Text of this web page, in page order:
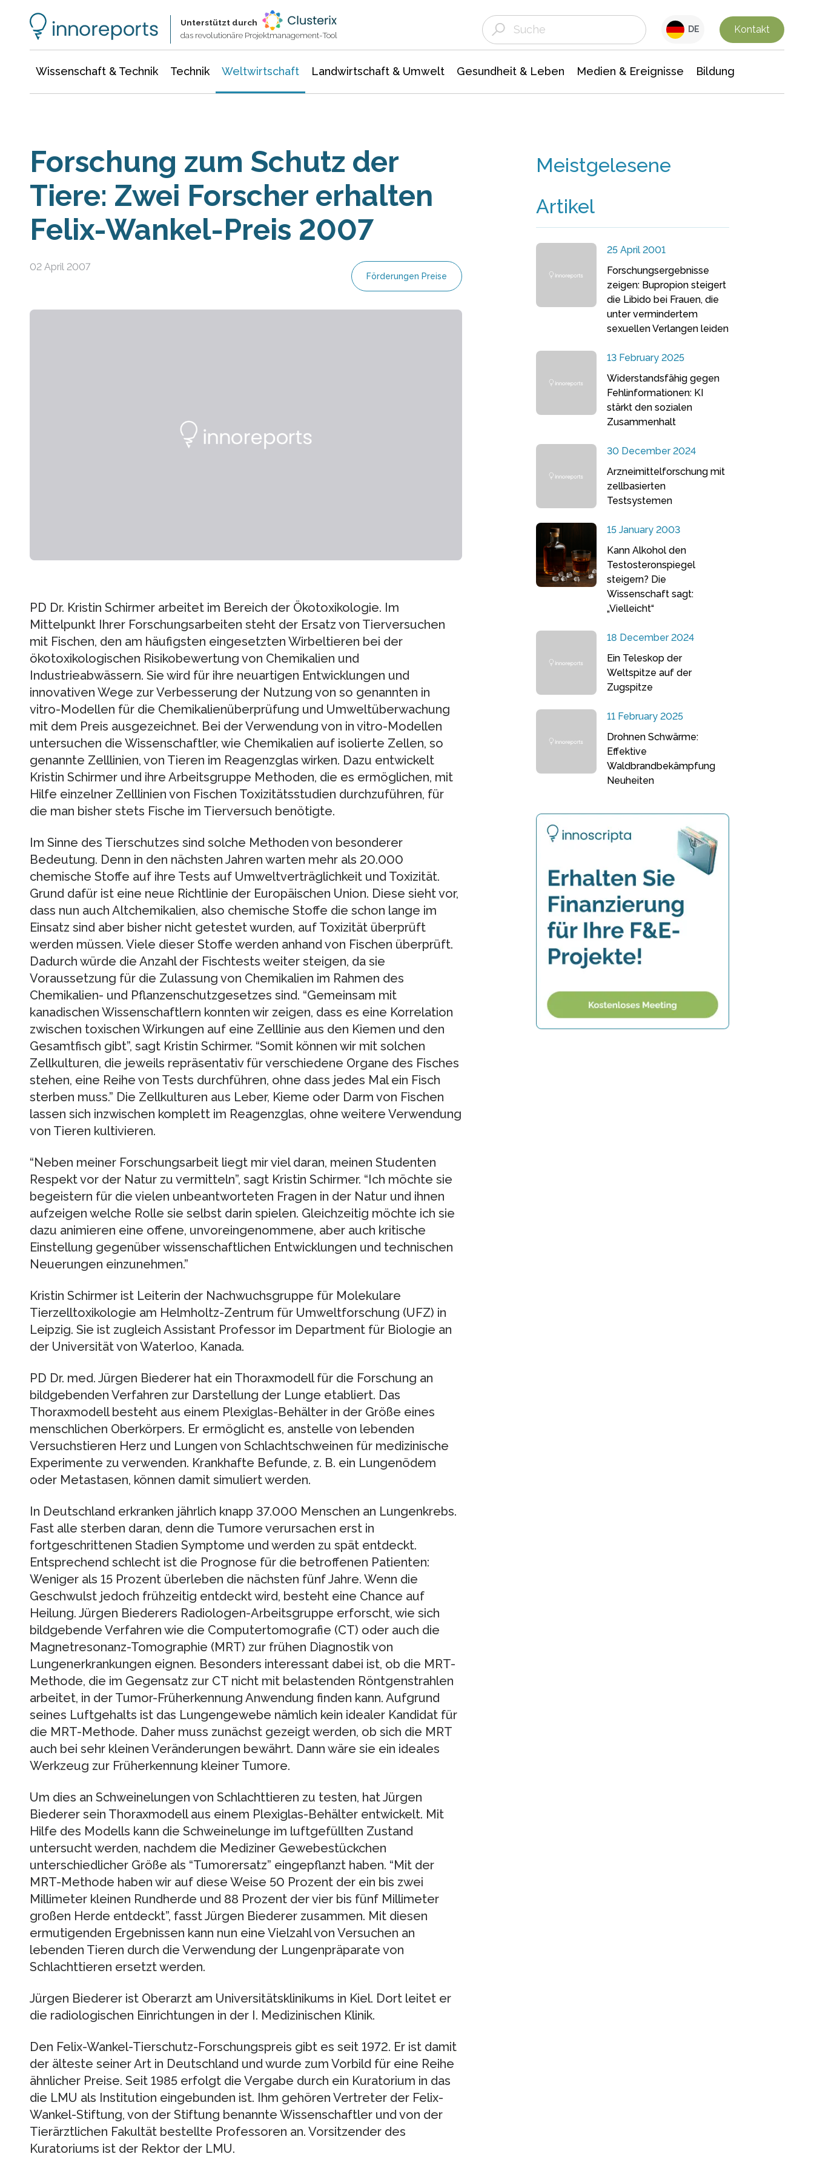
Unterstützt durch
das revolutionäre Projektmanagement-Tool
DE Kontakt
Wissenschaft & Technik Technik Weltwirtschaft Landwirtschaft & Umwelt Gesundheit & Leben Medien & Ereignisse Bildung
Forschung zum Schutz der
Tiere: Zwei Forscher erhalten
Felix-Wankel-Preis 2007
02 April 2007
Förderungen Preise
PD Dr. Kristin Schirmer arbeitet im Bereich der Ökotoxikologie. Im
Mittelpunkt Ihrer Forschungsarbeiten steht der Ersatz von Tierversuchen
mit Fischen, den am häufigsten eingesetzten Wirbeltieren bei der
ökotoxikologischen Risikobewertung von Chemikalien und
Industrieabwässern. Sie wird für ihre neuartigen Entwicklungen und
innovativen Wege zur Verbesserung der Nutzung von so genannten in
vitro-Modellen für die Chemikalienüberprüfung und Umweltüberwachung
mit dem Preis ausgezeichnet. Bei der Verwendung von in vitro-Modellen
untersuchen die Wissenschaftler, wie Chemikalien auf isolierte Zellen, so
genannte Zelllinien, von Tieren im Reagenzglas wirken. Dazu entwickelt
Kristin Schirmer und ihre Arbeitsgruppe Methoden, die es ermöglichen, mit
Hilfe einzelner Zelllinien von Fischen Toxizitätsstudien durchzuführen, für
die man bisher stets Fische im Tierversuch benötigte.
Im Sinne des Tierschutzes sind solche Methoden von besonderer
Bedeutung. Denn in den nächsten Jahren warten mehr als 20.000
chemische Stoffe auf ihre Tests auf Umweltverträglichkeit und Toxizität.
Grund dafür ist eine neue Richtlinie der Europäischen Union. Diese sieht vor,
dass nun auch Altchemikalien, also chemische Stoffe die schon lange im
Einsatz sind aber bisher nicht getestet wurden, auf Toxizität überprüft
werden müssen. Viele dieser Stoffe werden anhand von Fischen überprüft.
Dadurch würde die Anzahl der Fischtests weiter steigen, da sie
Voraussetzung für die Zulassung von Chemikalien im Rahmen des
Chemikalien- und Pflanzenschutzgesetzes sind. “Gemeinsam mit
kanadischen Wissenschaftlern konnten wir zeigen, dass es eine Korrelation
zwischen toxischen Wirkungen auf eine Zelllinie aus den Kiemen und den
Gesamtfisch gibt”, sagt Kristin Schirmer. “Somit können wir mit solchen
Zellkulturen, die jeweils repräsentativ für verschiedene Organe des Fisches
stehen, eine Reihe von Tests durchführen, ohne dass jedes Mal ein Fisch
sterben muss.” Die Zellkulturen aus Leber, Kieme oder Darm von Fischen
lassen sich inzwischen komplett im Reagenzglas, ohne weitere Verwendung
von Tieren kultivieren.
“Neben meiner Forschungsarbeit liegt mir viel daran, meinen Studenten
Respekt vor der Natur zu vermitteln”, sagt Kristin Schirmer. “Ich möchte sie
begeistern für die vielen unbeantworteten Fragen in der Natur und ihnen
aufzeigen welche Rolle sie selbst darin spielen. Gleichzeitig möchte ich sie
dazu animieren eine offene, unvoreingenommene, aber auch kritische
Einstellung gegenüber wissenschaftlichen Entwicklungen und technischen
Neuerungen einzunehmen.”
Kristin Schirmer ist Leiterin der Nachwuchsgruppe für Molekulare
Tierzelltoxikologie am Helmholtz-Zentrum für Umweltforschung (UFZ) in
Leipzig. Sie ist zugleich Assistant Professor im Department für Biologie an
der Universität von Waterloo, Kanada.
PD Dr. med. Jürgen Biederer hat ein Thoraxmodell für die Forschung an
bildgebenden Verfahren zur Darstellung der Lunge etabliert. Das
Thoraxmodell besteht aus einem Plexiglas-Behälter in der Größe eines
menschlichen Oberkörpers. Er ermöglicht es, anstelle von lebenden
Versuchstieren Herz und Lungen von Schlachtschweinen für medizinische
Experimente zu verwenden. Krankhafte Befunde, z. B. ein Lungenödem
oder Metastasen, können damit simuliert werden.
In Deutschland erkranken jährlich knapp 37.000 Menschen an Lungenkrebs.
Fast alle sterben daran, denn die Tumore verursachen erst in
fortgeschrittenen Stadien Symptome und werden zu spät entdeckt.
Entsprechend schlecht ist die Prognose für die betroffenen Patienten:
Weniger als 15 Prozent überleben die nächsten fünf Jahre. Wenn die
Geschwulst jedoch frühzeitig entdeckt wird, besteht eine Chance auf
Heilung. Jürgen Biederers Radiologen-Arbeitsgruppe erforscht, wie sich
bildgebende Verfahren wie die Computertomografie (CT) oder auch die
Magnetresonanz-Tomographie (MRT) zur frühen Diagnostik von
Lungenerkrankungen eignen. Besonders interessant dabei ist, ob die MRT-
Methode, die im Gegensatz zur CT nicht mit belastenden Röntgenstrahlen
arbeitet, in der Tumor-Früherkennung Anwendung finden kann. Aufgrund
seines Luftgehalts ist das Lungengewebe nämlich kein idealer Kandidat für
die MRT-Methode. Daher muss zunächst gezeigt werden, ob sich die MRT
auch bei sehr kleinen Veränderungen bewährt. Dann wäre sie ein ideales
Werkzeug zur Früherkennung kleiner Tumore.
Um dies an Schweinelungen von Schlachttieren zu testen, hat Jürgen
Biederer sein Thoraxmodell aus einem Plexiglas-Behälter entwickelt. Mit
Hilfe des Modells kann die Schweinelunge im luftgefüllten Zustand
untersucht werden, nachdem die Mediziner Gewebestückchen
unterschiedlicher Größe als “Tumorersatz” eingepflanzt haben. “Mit der
MRT-Methode haben wir auf diese Weise 50 Prozent der ein bis zwei
Millimeter kleinen Rundherde und 88 Prozent der vier bis fünf Millimeter
großen Herde entdeckt”, fasst Jürgen Biederer zusammen. Mit diesen
ermutigenden Ergebnissen kann nun eine Vielzahl von Versuchen an
lebenden Tieren durch die Verwendung der Lungenpräparate von
Schlachttieren ersetzt werden.
Jürgen Biederer ist Oberarzt am Universitätsklinikums in Kiel. Dort leitet er
die radiologischen Einrichtungen in der I. Medizinischen Klinik.
Den Felix-Wankel-Tierschutz-Forschungspreis gibt es seit 1972. Er ist damit
der älteste seiner Art in Deutschland und wurde zum Vorbild für eine Reihe
ähnlicher Preise. Seit 1985 erfolgt die Vergabe durch ein Kuratorium in das
die LMU als Institution eingebunden ist. Ihm gehören Vertreter der Felix-
Wankel-Stiftung, von der Stiftung benannte Wissenschaftler und von der
Tierärztlichen Fakultät bestellte Professoren an. Vorsitzender des
Kuratoriums ist der Rektor der LMU.
Meistgelesene
Artikel
25 April 2001
Forschungsergebnisse
zeigen: Bupropion steigert
die Libido bei Frauen, die
unter vermindertem
sexuellen Verlangen leiden
13 February 2025
Widerstandsfähig gegen
Fehlinformationen: KI
stärkt den sozialen
Zusammenhalt
30 December 2024
Arzneimittelforschung mit
zellbasierten
Testsystemen
15 January 2003
Kann Alkohol den
Testosteronspiegel
steigern? Die
Wissenschaft sagt:
„Vielleicht“
18 December 2024
Ein Teleskop der
Weltspitze auf der
Zugspitze
11 February 2025
Drohnen Schwärme:
Effektive
Waldbrandbekämpfung
Neuheiten